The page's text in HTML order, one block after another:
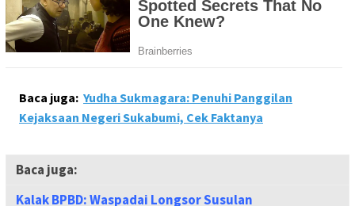
Baca juga: Yudha Sukmagara: Penuhi Panggilan
Kejaksaan Negeri Sukabumi, Cek Faktanya
Baca juga:
Kalak BPBD: Waspadai Longsor Susulan